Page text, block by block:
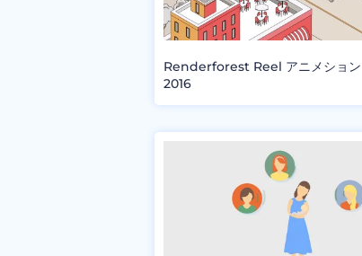
Renderforest Reel アニメション
2016